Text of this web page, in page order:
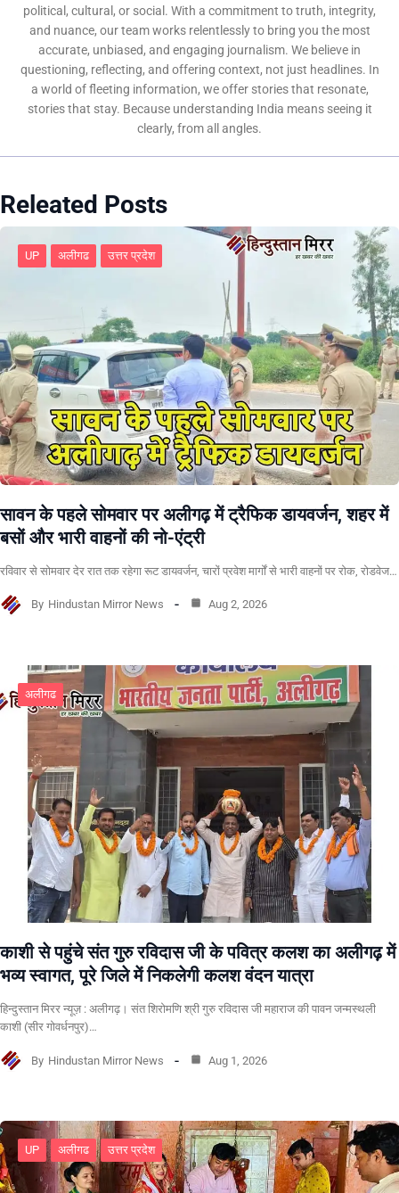
political, cultural, or social. With a commitment to truth, integrity,
and nuance, our team works relentlessly to bring you the most
accurate, unbiased, and engaging journalism. We believe in
questioning, reflecting, and offering context, not just headlines. In
a world of fleeting information, we offer stories that resonate,
stories that stay. Because understanding India means seeing it
clearly, from all angles.
Releated Posts
UP अलीगढ उत्तर प्रदेश
सावन के पहले सोमवार पर अलीगढ़ में ट्रैफिक डायवर्जन, शहर में
बसों और भारी वाहनों की नो-एंट्री
रविवार से सोमवार देर रात तक रहेगा रूट डायवर्जन, चारों प्रवेश मार्गों से भारी वाहनों पर रोक, रोडवेज…
By Hindustan Mirror News Aug 2, 2026
अलीगढ
काशी से पहुंचे संत गुरु रविदास जी के पवित्र कलश का अलीगढ़ में
भव्य स्वागत, पूरे जिले में निकलेगी कलश वंदन यात्रा
हिन्दुस्तान मिरर न्यूज़ : अलीगढ़। संत शिरोमणि श्री गुरु रविदास जी महाराज की पावन जन्मस्थली
काशी (सीर गोवर्धनपुर)…
By Hindustan Mirror News Aug 1, 2026
UP अलीगढ उत्तर प्रदेश